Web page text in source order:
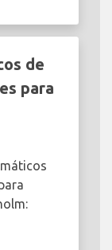
de
para